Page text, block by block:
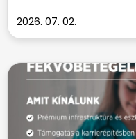
2026. 07. 02.